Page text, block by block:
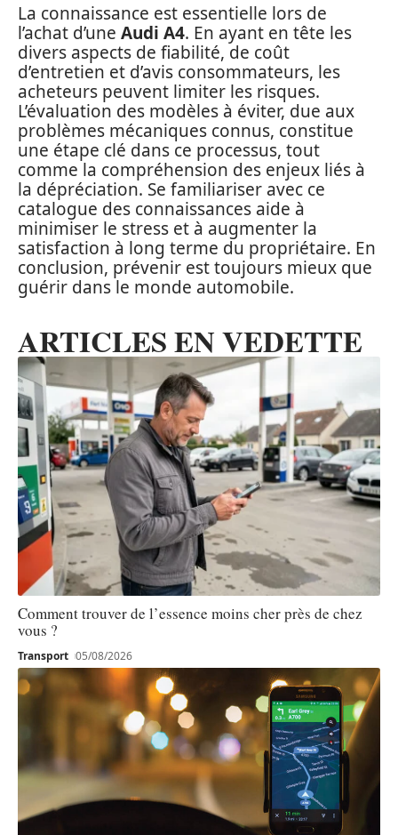
La connaissance est essentielle lors de
l’achat d’une Audi A4. En ayant en tête les
divers aspects de fiabilité, de coût
d’entretien et d’avis consommateurs, les
acheteurs peuvent limiter les risques.
L’évaluation des modèles à éviter, due aux
problèmes mécaniques connus, constitue
une étape clé dans ce processus, tout
comme la compréhension des enjeux liés à
la dépréciation. Se familiariser avec ce
catalogue des connaissances aide à
minimiser le stress et à augmenter la
satisfaction à long terme du propriétaire. En
conclusion, prévenir est toujours mieux que
guérir dans le monde automobile.
ARTICLES EN VEDETTE
Comment trouver de l’essence moins cher près de chez
vous ?
Transport 05/08/2026